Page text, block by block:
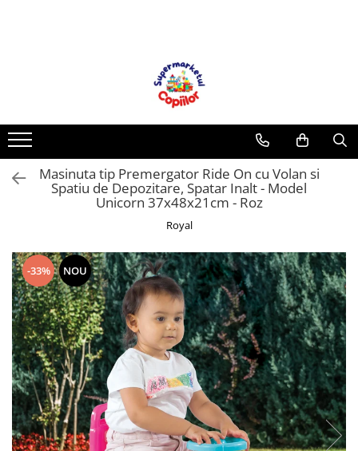
Accesorii pentru petrecere
Baloane
Mobila gradina & terasa
Activitati extracurriculare
Povesti pentru copii
Carti de Povesti pentru Copii
Rechizite si papetarie pentru copii
Creioane colorate si carioci
Ghiozdane si genti
Harti de perete si globuri
pamantesti
Plastilina
Masinuta tip Premergator Ride On cu Volan si
Spatiu de Depozitare, Spatar Inalt - Model
Unicorn 37x48x21cm - Roz
Royal
-33% NOU